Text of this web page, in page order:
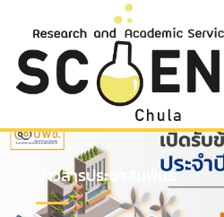
ข่าวสารประชาสัมพันธ์